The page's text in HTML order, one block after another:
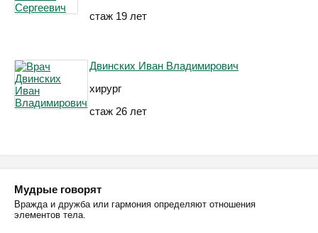
стаж 19 лет
Двинских Иван Владимирович
хирург
стаж 26 лет
Мудрые говорят
Вражда и дружба или гармония определяют отношения
элементов тела.